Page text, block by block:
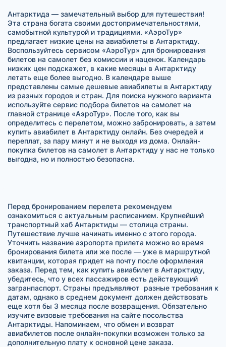
Антарктида — замечательный выбор для путешествия!
Эта страна богата своими достопримечательностями,
самобытной культурой и традициями. «АэроТур»
предлагает низкие цены на авиабилеты в Антарктиду.
Воспользуйтесь сервисом «АэроТур» для бронирования
билетов на самолет без комиссии и наценок. Календарь
низких цен подскажет, в какие месяцы в Антарктиду
летать еще более выгодно. В календаре выше
представлены самые дешевые авиабилеты в Антарктиду
из разных городов и стран. Для поиска нужного варианта
используйте сервис подбора билетов на самолет на
главной странице «АэроТур». После того, как вы
определитесь с перелетом, можно забронировать, а затем
купить авиабилет в Антарктиду онлайн. Без очередей и
переплат, за пару минут и не выходя из дома. Онлайн-
покупка билетов на самолет в Антарктиду у нас не только
выгодна, но и полностью безопасна.
Перед бронированием перелета рекомендуем
ознакомиться с актуальным расписанием. Крупнейший
транспортный хаб Антарктиды — столица страны.
Путешествие лучше начинать именно с этого города.
Уточнить название аэропорта прилета можно во время
бронирования билета или же после — уже в маршрутной
квитанции, которая придет на почту после оформления
заказа. Перед тем, как купить авиабилет в Антарктиду,
убедитесь, что у всех пассажиров есть действующий
загранпаспорт. Страны предъявляют разные требования к
датам, однако в среднем документ должен действовать
еще хотя бы 3 месяца после возвращения. Обязательно
изучите визовые требования на сайте посольства
Антарктиды. Напоминаем, что обмен и возврат
авиабилетов после онлайн-покупки возможен только за
дополнительную плату к основной цене заказа.